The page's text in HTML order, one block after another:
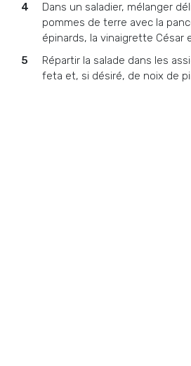
Dans un saladier, mélanger
pommes de terre avec la
épinards, la vinaigrette César
Répartir la salade dans les
feta et, si désiré, de noix de